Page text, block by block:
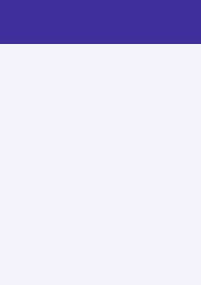
direct